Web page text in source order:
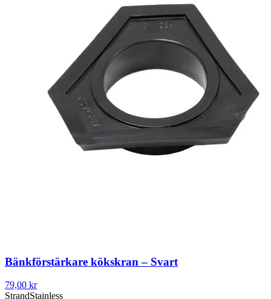
Bänkförstärkare kökskran – Svart
79,00 kr
StrandStainless